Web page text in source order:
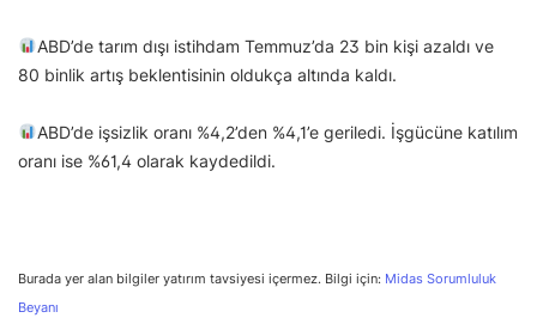
ABD’de tarım dışı istihdam Temmuz’da 23 bin kişi azaldı ve
80 binlik artış beklentisinin oldukça altında kaldı.
ABD’de işsizlik oranı %4,2’den %4,1’e geriledi. İşgücüne katılım
oranı ise %61,4 olarak kaydedildi.
Burada yer alan bilgiler yatırım tavsiyesi içermez. Bilgi için: Midas Sorumluluk
Beyanı